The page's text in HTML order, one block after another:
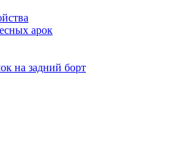
арок
на задний борт